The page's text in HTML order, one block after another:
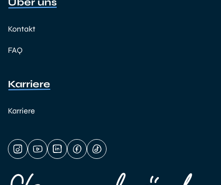
Kontakt
FAQ
Karriere
Karriere